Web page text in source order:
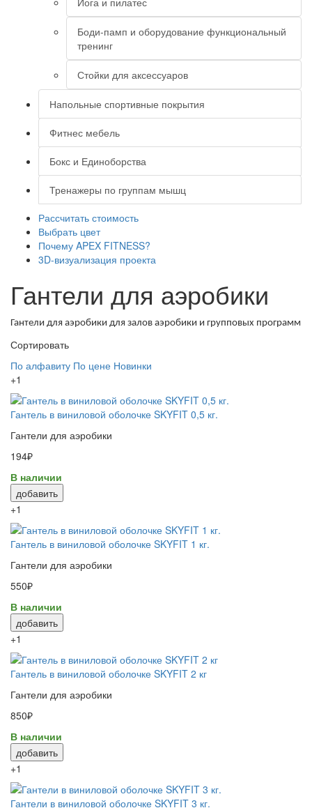
Боди-памп и оборудование функциональный
тренинг
Стойки для аксессуаров
Напольные спортивные покрытия
Фитнес мебель
Бокс и Единоборства
Тренажеры по группам мышц
Рассчитать стоимость
Выбрать цвет
Почему APEX FITNESS?
3D-визуализация проекта
Гантели для аэробики
Гантели для аэробики для залов аэробики и групповых программ
Сортировать
По алфавиту По цене Новинки
+1
Гантель в виниловой оболочке SKYFIT 0,5 кг.
Гантели для аэробики
194₽
В наличии
добавить
+1
Гантель в виниловой оболочке SKYFIT 1 кг.
Гантели для аэробики
550₽
В наличии
добавить
+1
Гантель в виниловой оболочке SKYFIT 2 кг
Гантели для аэробики
850₽
В наличии
добавить
+1
Гантели в виниловой оболочке SKYFIT 3 кг.